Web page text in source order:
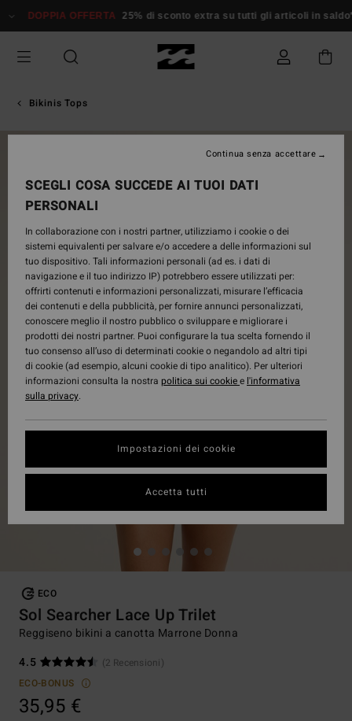
alle
prodotto
DOPPIA OFFERTA 25% di sconto extra su tutti gli articoli in saldo*
Bikinis Tops
ECO
Sol Searcher Lace Up Trilet
Reggiseno bikini a canotta Marrone Donna
4.5
(2 Recensioni)
ECO-BONUS
35,95 €
SCEGLI COSA SUCCEDE AI TUOI DATI
PERSONALI
In collaborazione con i nostri partner, utilizziamo i cookie o dei
sistemi equivalenti per salvare e/o accedere a delle informazioni sul
tuo dispositivo. Tali informazioni personali (ad es. i dati di
navigazione e il tuo indirizzo IP) potrebbero essere utilizzati per:
offrirti contenuti e informazioni personalizzati, misurare l’efficacia
dei contenuti e della pubblicità, per fornire annunci personalizzati,
conoscere meglio il nostro pubblico o sviluppare e migliorare i
prodotti dei nostri partner. Puoi configurare la tua scelta fornendo il
tuo consenso all’uso di determinati cookie o negandolo ad altri tipi
di cookie (ad esempio, alcuni cookie di tipo analitico). Per ulteriori
informazioni consulta la nostra politica sui cookiee l'informativa
sulla privacy.
Impostazioni dei cookie
Continua senza accettare
Accetta tutti